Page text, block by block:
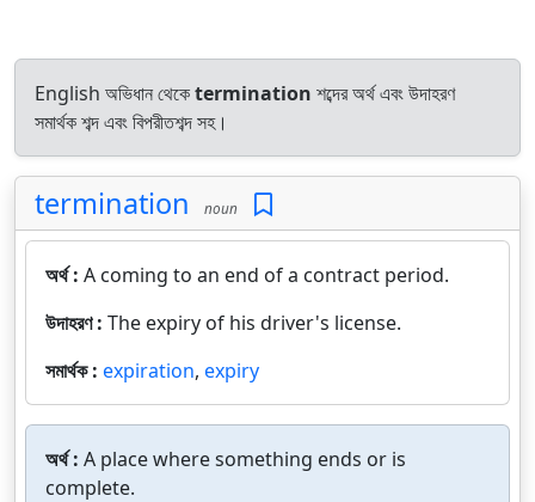
English অভিধান থেকেtermination শব্দের অর্থ এবং উদাহরণ
সমার্থক শব্দ এবং বিপরীতশব্দ সহ।
termination noun
অর্থ : A coming to an end of a contract period.
উদাহরণ : The expiry of his driver's license.
সমার্থক : expiration, expiry
অর্থ : A place where something ends or is
complete.